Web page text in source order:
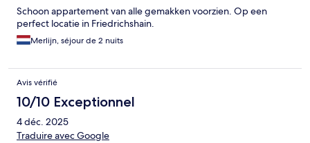
Schoon appartement van alle gemakken voorzien. Op een
perfect locatie in Friedrichshain.
Merlijn, séjour de 2 nuits
Avis vérifié
10/10 Exceptionnel
4 déc. 2025
Traduire avec Google